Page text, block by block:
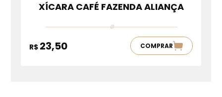
XÍCARA CAFÉ FAZENDA ALIANÇA
R$ 23,50 COMPRAR